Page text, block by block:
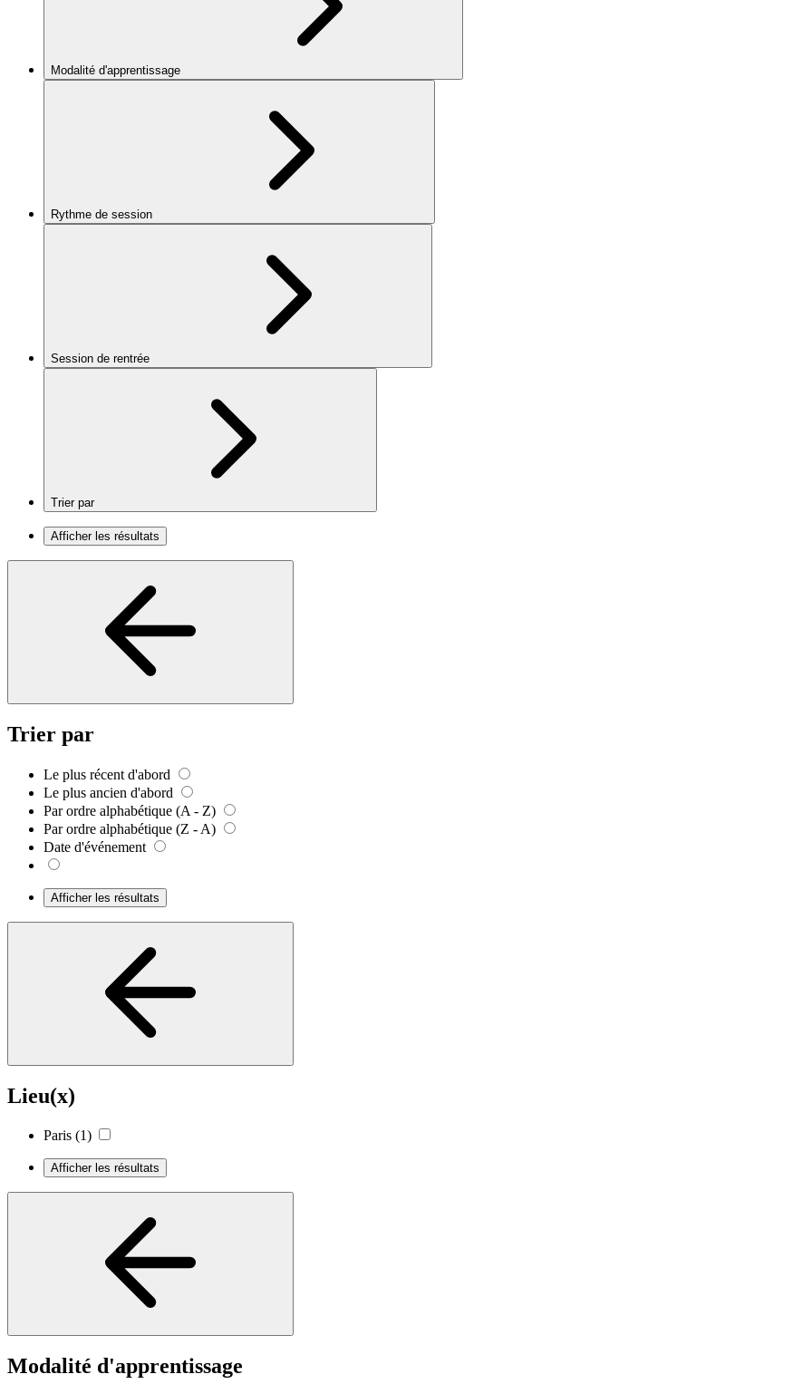
Modalité d'apprentissage
Rythme de session
Session de rentrée
Trier par
Afficher les résultats
Trier par
Le plus récent d'abord
Le plus ancien d'abord
Par ordre alphabétique (A - Z)
Par ordre alphabétique (Z - A)
Date d'événement
Afficher les résultats
Lieu(x)
Paris (1)
Afficher les résultats
Modalité d'apprentissage